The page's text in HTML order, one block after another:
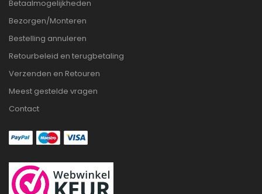
Betaalmogelijkheden
Bezorgen/Monteren
Bestelling annuleren
Retourbeleid en terugbetaling
Verzenden en Retouren
Meest gestelde vragen
Contact